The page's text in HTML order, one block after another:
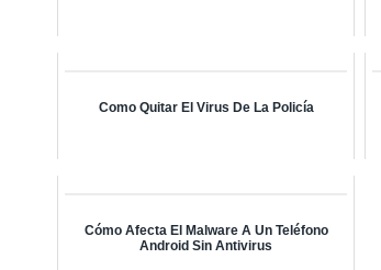
Como Quitar El Virus De La Policía
Cómo Afecta El Malware A Un Teléfono
Android Sin Antivirus